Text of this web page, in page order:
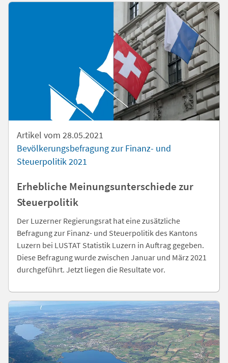
Artikel vom 28.05.2021
Bevölkerungsbefragung zur Finanz- und
Steuerpolitik 2021
Erhebliche Meinungsunterschiede zur
Steuerpolitik
Der Luzerner Regierungsrat hat eine zusätzliche
Befragung zur Finanz- und Steuerpolitik des Kantons
Luzern bei LUSTAT Statistik Luzern in Auftrag gegeben.
Diese Befragung wurde zwischen Januar und März 2021
durchgeführt. Jetzt liegen die Resultate vor.